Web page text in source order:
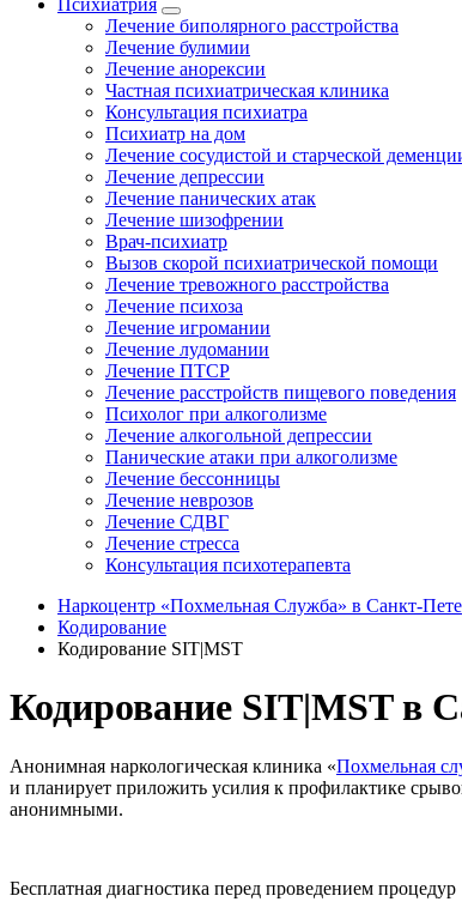
Психиатрия
Лечение биполярного расстройства
Лечение булимии
Лечение анорексии
Частная психиатрическая клиника
Консультация психиатра
Психиатр на дом
Лечение сосудистой и старческой
Лечение депрессии
Лечение панических атак
Лечение шизофрении
Врач-психиатр
Вызов скорой психиатрической помощи
Лечение тревожного расстройства
Лечение психоза
Лечение игромании
Лечение лудомании
Лечение ПТСР
Лечение расстройств пищевого поведения
Психолог при алкоголизме
Лечение алкогольной депрессии
Панические атаки при алкоголизме
Лечение бессонницы
Лечение неврозов
Лечение СДВГ
Лечение стресса
Консультация психотерапевта
Наркоцентр «Похмельная Служба» в Санкт-
Кодирование
Кодирование SIT|MST
Кодирование SIT|MST в
Анонимная наркологическая клиника «Похмельная
и планирует приложить усилия к профилактике
анонимными.
Бесплатная диагностика перед проведением процедур